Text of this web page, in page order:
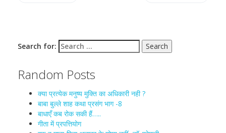
Search for:
Random Posts
क्या प्रत्येक मनुष्य मुक्ति का अधिकारी नही ?
बाबा बुल्ले शाह कथा प्रसंग भाग -8
बाधाएँ कब रोक सकी हैं…..
गीता में प्रपत्तियोग